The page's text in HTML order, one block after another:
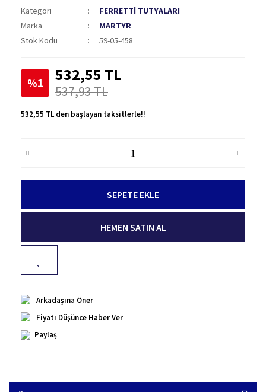
Kategori
FERRETTİ TUTYALARI
Marka
MARTYR
Stok Kodu
59-05-458
%1 532,55 TL
537,93 TL
532,55 TL den başlayan taksitlerle!!
SEPETE EKLE
HEMEN SATIN AL
Arkadaşına Öner
Fiyatı Düşünce Haber Ver
Paylaş